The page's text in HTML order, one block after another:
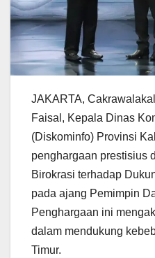
JAKARTA,
Faisal, Kepala Dinas
(Diskominfo) Provinsi
penghargaan prestisius
Birokrasi terhadap
pada ajang Pemimpin
Penghargaan ini
dalam mendukung
Timur.